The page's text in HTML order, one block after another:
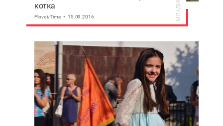
котка
PlovdivTime 15.09.2016